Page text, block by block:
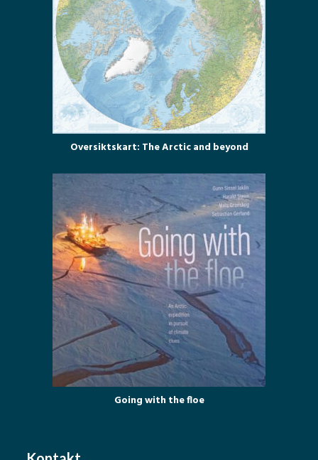
Oversiktskart: The Arctic and beyond
Going with the floe